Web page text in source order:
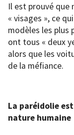
Il est prouvé que
« visages », ce
modèles les plus
ont tous « deux
alors que les
de la méfiance.
La paréidolie
nature humaine